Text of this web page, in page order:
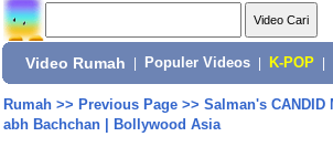
Video Rumah Populer Videos K-POP
Rumah>> Previous Page>> Salman's
abh Bachchan | Bollywood Asia